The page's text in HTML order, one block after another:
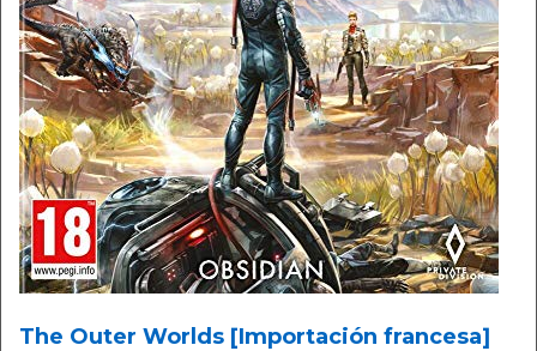
The Outer Worlds [Importación francesa]